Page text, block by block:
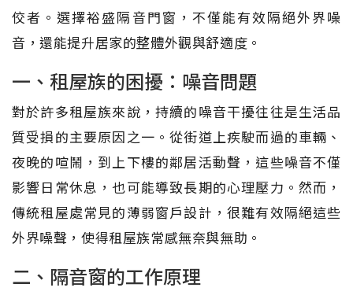
佼者。選擇裕盛隔音門窗，不僅能有效隔絕外界噪
音，還能提升居家的整體外觀與舒適度。
一、租屋族的困擾：噪音問題
對於許多租屋族來說，持續的噪音干擾往往是生活品
質受損的主要原因之一。從街道上疾駛而過的車輛、
夜晚的喧鬧，到上下樓的鄰居活動聲，這些噪音不僅
影響日常休息，也可能導致長期的心理壓力。然而，
傳統租屋處常見的薄弱窗戶設計，很難有效隔絕這些
外界噪聲，使得租屋族常感無奈與無助。
二、隔音窗的工作原理